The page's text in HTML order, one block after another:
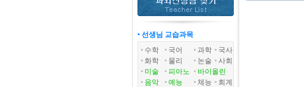
• 선생님 교습과목
수학
국어 과학
국사
화학
물리 논술
사회
미술
피아노
바이올린
음악
예능 체능
회계